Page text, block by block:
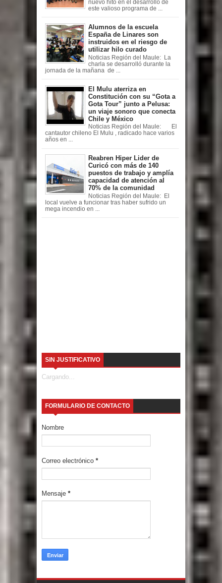
nuevo hito en el desarrollo de
este valioso programa de ...
Alumnos de la escuela
España de Linares son
instruidos en el riesgo de
utilizar hilo curado
Noticias Región del Maule: La
charla se desarrolló durante la
jornada de la mañana de ...
El Mulu aterriza en
Constitución con su “Gota a
Gota Tour” junto a Pelusa:
un viaje sonoro que conecta
Chile y México
Noticias Región del Maule: El
cantautor chileno El Mulu , radicado hace varios
años en ...
Reabren Hiper Lider de
Curicó con más de 140
puestos de trabajo y amplía
capacidad de atención al
70% de la comunidad
Noticias Región del Maule: El
local vuelve a funcionar tras haber sufrido un
mega incendio en ...
SIN JUSTIFICATIVO
Cargando...
FORMULARIO DE CONTACTO
Nombre
Correo electrónico *
Mensaje *